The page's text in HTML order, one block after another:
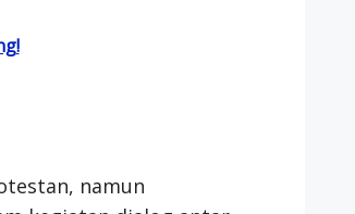
namun